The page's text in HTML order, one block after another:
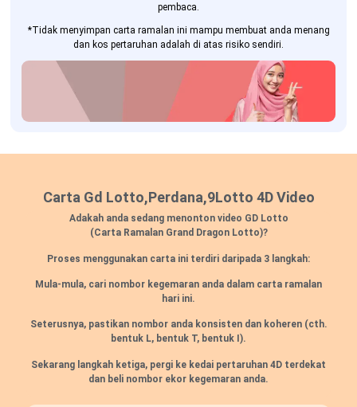
pembaca.
*Tidak menyimpan carta ramalan ini mampu membuat anda menang
dan kos pertaruhan adalah di atas risiko sendiri.
Carta Gd Lotto,Perdana,9Lotto 4D Video
Adakah anda sedang menonton video GD Lotto
(Carta Ramalan Grand Dragon Lotto)?
Proses menggunakan carta ini terdiri daripada 3 langkah:
Mula-mula, cari nombor kegemaran anda dalam carta ramalan
hari ini.
Seterusnya, pastikan nombor anda konsisten dan koheren (cth.
bentuk L, bentuk T, bentuk I).
Sekarang langkah ketiga, pergi ke kedai pertaruhan 4D terdekat
dan beli nombor ekor kegemaran anda.